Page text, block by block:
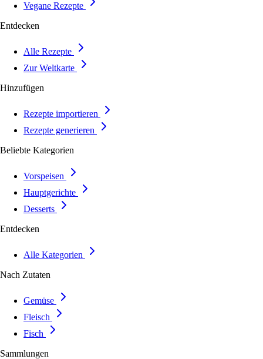
Vegane Rezepte
Entdecken
Alle Rezepte
Zur Weltkarte
Hinzufügen
Rezepte importieren
Rezepte generieren
Beliebte Kategorien
Vorspeisen
Hauptgerichte
Desserts
Entdecken
Alle Kategorien
Nach Zutaten
Gemüse
Fleisch
Fisch
Sammlungen